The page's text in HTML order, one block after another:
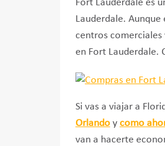
Fort Lauderdale es
Lauderdale.
centros
en Fort Lauderdale.
Si vas a viajar a
Orlandoy como
van a hacerte